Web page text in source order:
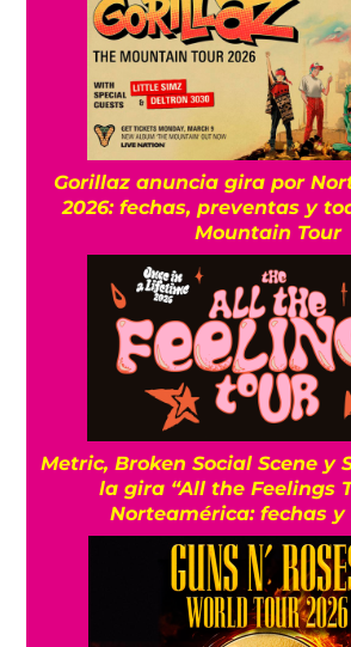
Gorillaz anuncia gira por
2026: fechas, preventas y
Mountain Tour
Metric, Broken Social Scene y
la gira “All the Feelings
Norteamérica: fechas y